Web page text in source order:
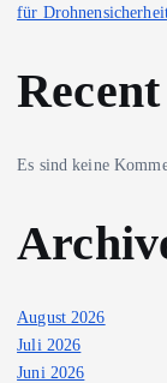
für
Es sind keine
August 2026
Juli 2026
Juni 2026